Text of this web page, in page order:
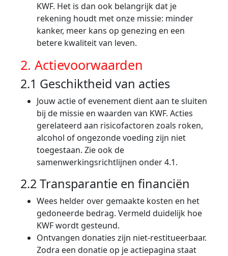
KWF. Het is dan ook belangrijk dat je
rekening houdt met onze missie: minder
kanker, meer kans op genezing en een
betere kwaliteit van leven.
2. Actievoorwaarden
2.1 Geschiktheid van acties
Jouw actie of evenement dient aan te sluiten
bij de missie en waarden van KWF. Acties
gerelateerd aan risicofactoren zoals roken,
alcohol of ongezonde voeding zijn niet
toegestaan. Zie ook de
samenwerkingsrichtlijnen onder 4.1.
2.2 Transparantie en financiën
Wees helder over gemaakte kosten en het
gedoneerde bedrag. Vermeld duidelijk hoe
KWF wordt gesteund.
Ontvangen donaties zijn niet-restitueerbaar.
Zodra een donatie op je actiepagina staat